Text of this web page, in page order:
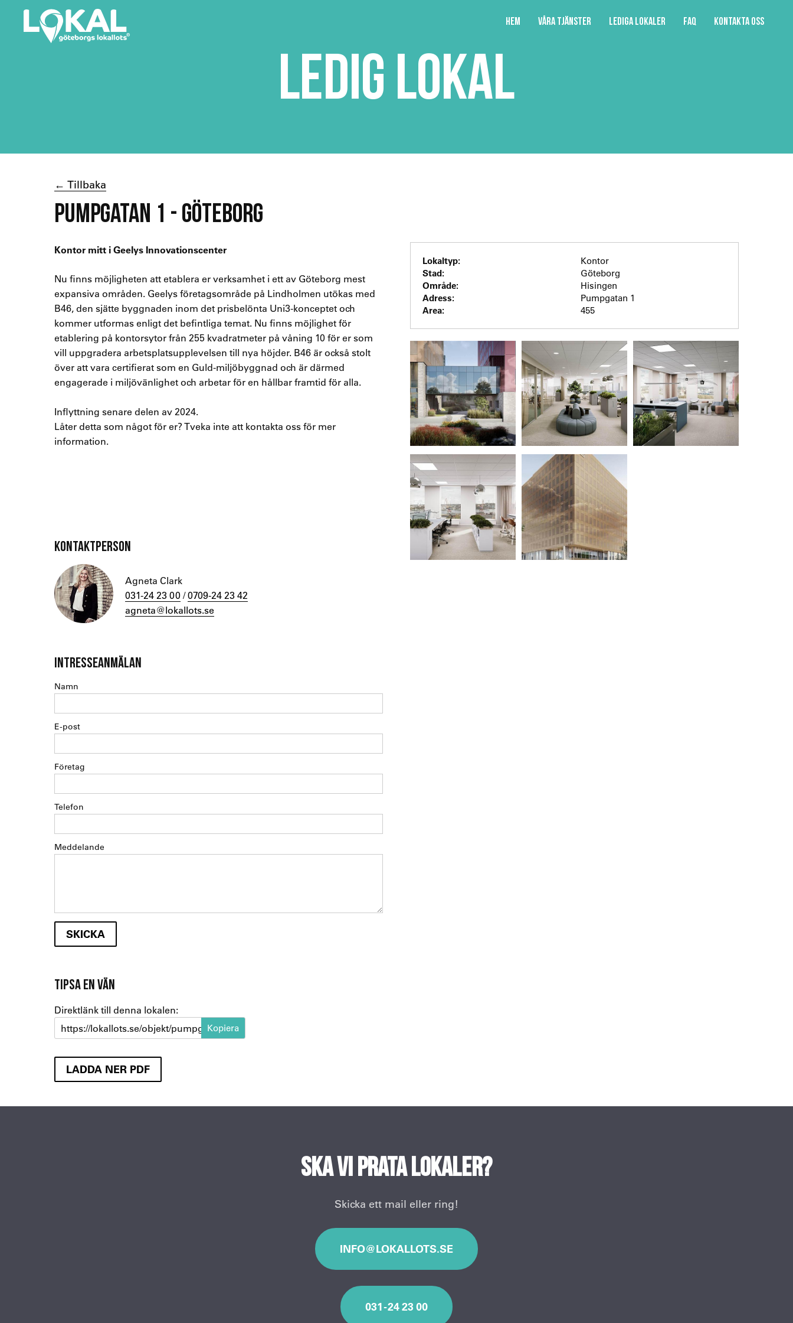
Hem Våra tjänster Lediga lokaler FAQ Kontakta oss
LEDIG LOKAL
← Tillbaka
PUMPGATAN 1 - GÖTEBORG
Kontor mitt i Geelys Innovationscenter
Nu finns möjligheten att etablera er verksamhet i ett av Göteborg mest
expansiva områden. Geelys företagsområde på Lindholmen utökas med
B46, den sjätte byggnaden inom det prisbelönta Uni3-konceptet och
kommer utformas enligt det befintliga temat. Nu finns möjlighet för
etablering på kontorsytor från 255 kvadratmeter på våning 10 för er som
vill uppgradera arbetsplatsupplevelsen till nya höjder. B46 är också stolt
över att vara certifierat som en Guld-miljöbyggnad och är därmed
engagerade i miljövänlighet och arbetar för en hållbar framtid för alla.
Inflyttning senare delen av 2024.
Låter detta som något för er? Tveka inte att kontakta oss för mer
information.
KONTAKTPERSON
Agneta Clark
031-24 23 00/0709-24 23 42
agneta@lokallots.se
INTRESSEANMÄLAN
Namn
E-post
Företag
Telefon
Meddelande
TIPSA EN VÄN
Direktlänk till denna lokalen:
https://lokallots.se/objekt/pumpgatan-1-1
LADDA NER PDF
Lokaltyp:
Kontor
Stad:
Göteborg
Område:
Hisingen
Adress:
Pumpgatan 1
Area:
455
Ska vi prata lokaler?
Skicka ett mail eller ring!
INFO@LOKALLOTS.SE
031 - 24 23 00